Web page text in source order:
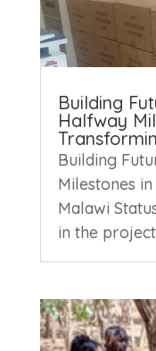
Building
Halfway
Building
Milestones
Malawi
in the